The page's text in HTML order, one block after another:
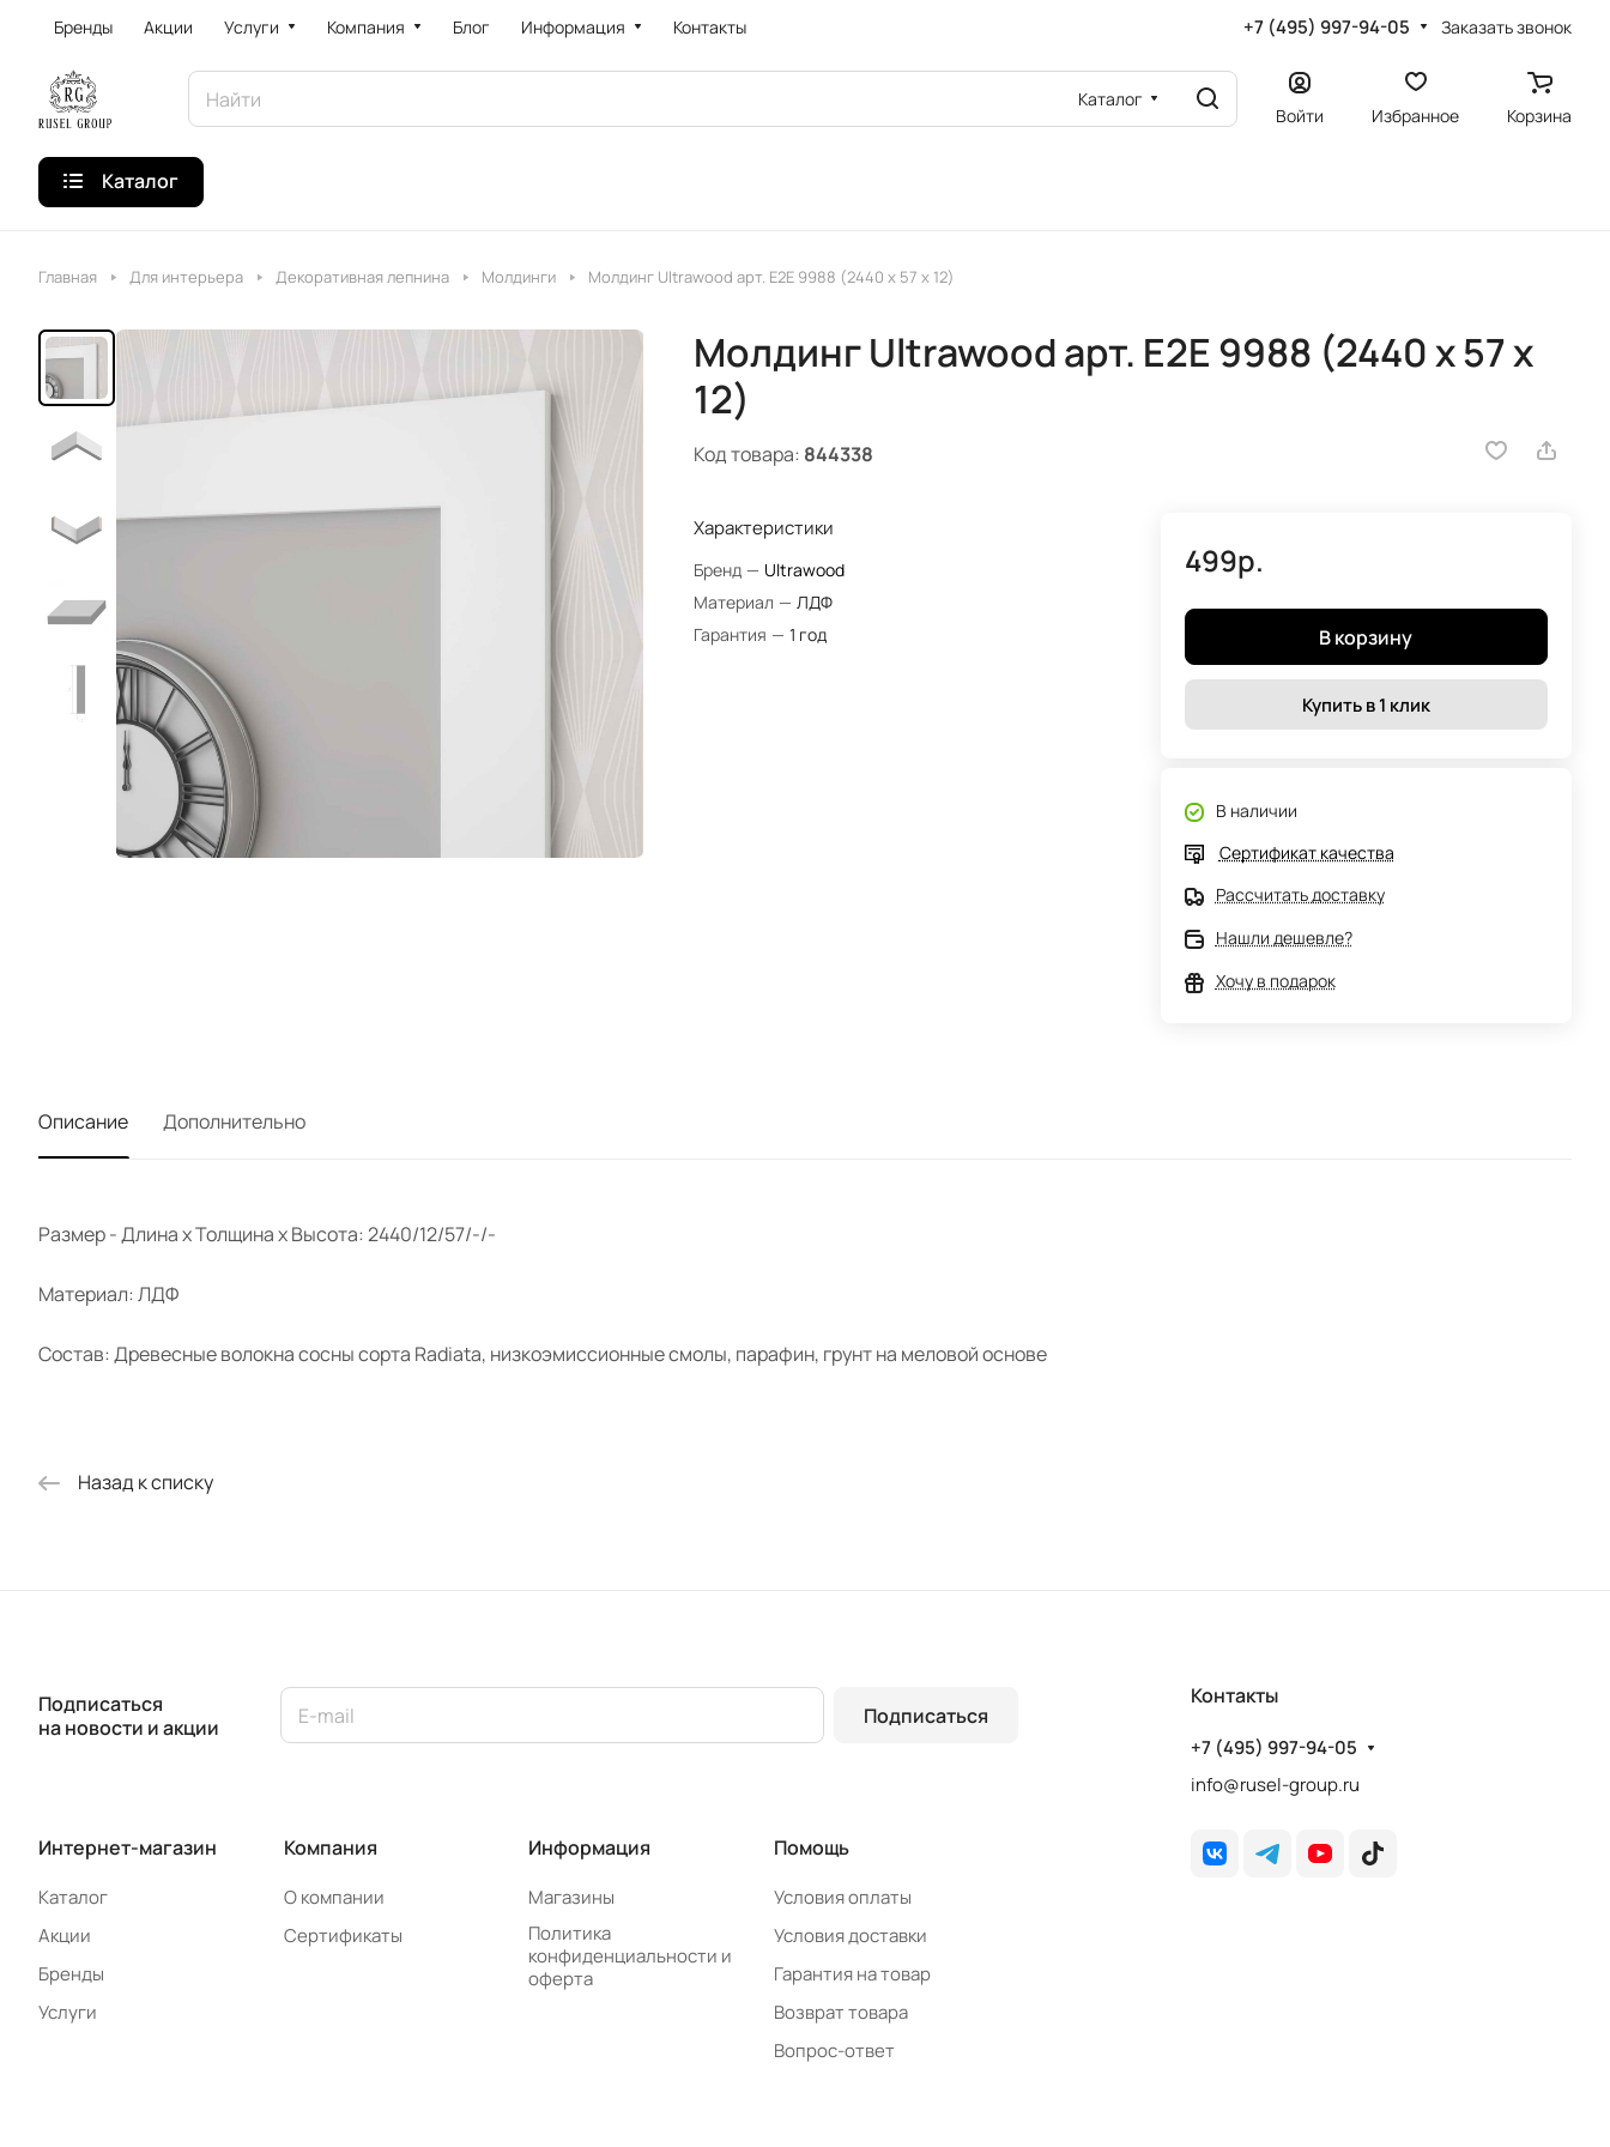
Бренды Акции Услуги Компания Блог Информация Контакты +7 (495) 997-94-05 Заказать звонок
Каталог
Войти Избранное Корзина
Каталог
Главная Для интерьера Декоративная лепнина Молдинги Молдинг Ultrawood арт. E2E 9988 (2440 х 57 х 12)
Молдинг Ultrawood арт. E2E 9988 (2440 х 57 х
12)
Код товара: 844338
Характеристики
Бренд — Ultrawood
Материал — ЛДФ
Гарантия — 1 год
499р.
В корзину
Купить в 1 клик
В наличии
Сертификат качества
Рассчитать доставку
Нашли дешевле?
Хочу в подарок
Описание Дополнительно
Размер - Длина х Толщина х Высота: 2440/12/57/-/-
Материал: ЛДФ
Состав: Древесные волокна сосны сорта Radiata, низкоэмиссионные смолы, парафин, грунт на меловой основе
Назад к списку
Подписаться
на новости и акции
Подписаться
Интернет-магазин
Каталог
Акции
Бренды
Услуги
Компания
О компании
Сертификаты
Информация
Магазины
Политика
конфиденциальности и
оферта
Помощь
Условия оплаты
Условия доставки
Гарантия на товар
Возврат товара
Вопрос-ответ
Контакты
+7 (495) 997-94-05
info@rusel-group.ru